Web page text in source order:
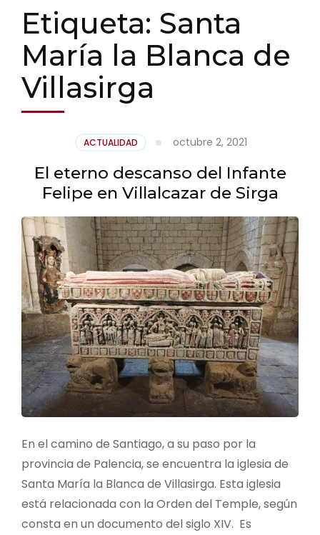
Etiqueta: Santa
María la Blanca de
Villasirga
ACTUALIDAD octubre 2, 2021
El eterno descanso del Infante
Felipe en Villalcazar de Sirga
En el camino de Santiago, a su paso por la
provincia de Palencia, se encuentra la iglesia de
Santa María la Blanca de Villasirga. Esta iglesia
está relacionada con la Orden del Temple, según
consta en un documento del siglo XIV. Es